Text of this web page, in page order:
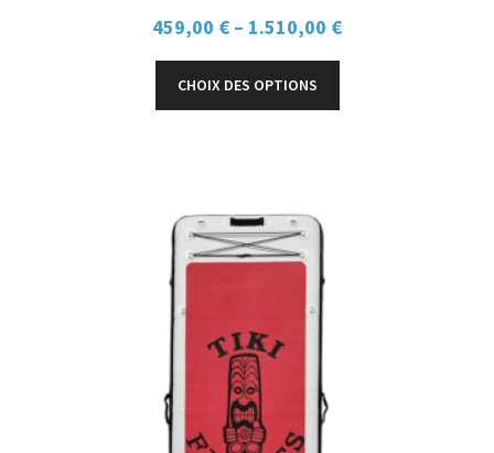
459,00 € – 1.510,00 €
CHOIX DES OPTIONS